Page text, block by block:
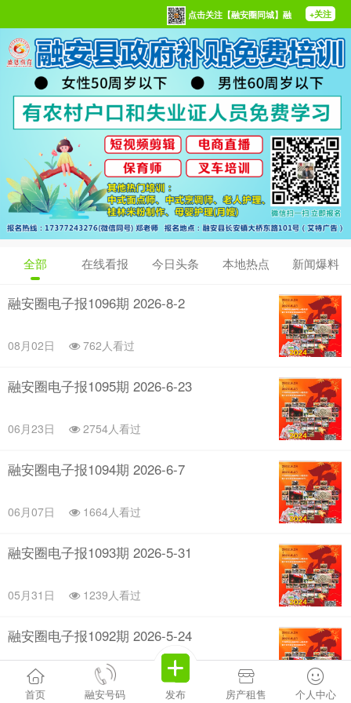
+关注
点击关注【融安圈同城】融
全部 在线看报 今日头条 本地热点 新闻爆料
融安圈电子报1096期 2026-8-2
08月02日 762人看过
融安圈电子报1095期 2026-6-23
06月23日 2754人看过
融安圈电子报1094期 2026-6-7
06月07日 1664人看过
融安圈电子报1093期 2026-5-31
05月31日 1239人看过
融安圈电子报1092期 2026-5-24
05月24日 1451人看过
首页 融安号码 发布 房产租售 个人中心